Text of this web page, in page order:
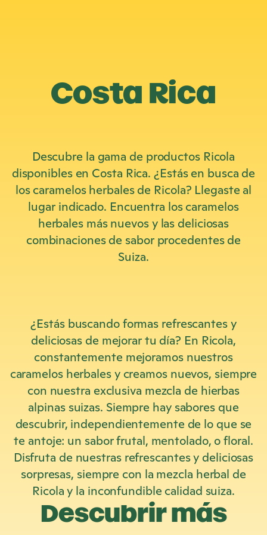
Costa Rica
Descubre la gama de productos Ricola
disponibles en Costa Rica. ¿Estás en busca de
los caramelos herbales de Ricola? Llegaste al
lugar indicado. Encuentra los caramelos
herbales más nuevos y las deliciosas
combinaciones de sabor procedentes de
Suiza.
¿Estás buscando formas refrescantes y
deliciosas de mejorar tu día? En Ricola,
constantemente mejoramos nuestros
caramelos herbales y creamos nuevos, siempre
con nuestra exclusiva mezcla de hierbas
alpinas suizas. Siempre hay sabores que
descubrir, independientemente de lo que se
te antoje: un sabor frutal, mentolado, o floral.
Disfruta de nuestras refrescantes y deliciosas
sorpresas, siempre con la mezcla herbal de
Ricola y la inconfundible calidad suiza.
Descubrir más